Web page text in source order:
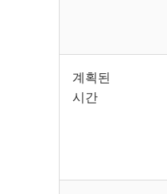
계획된
시간